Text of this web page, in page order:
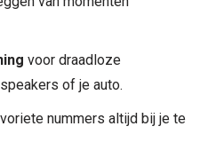
voor draadloze
of je auto.
nummers altijd bij je te